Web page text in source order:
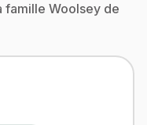
Woolsey de